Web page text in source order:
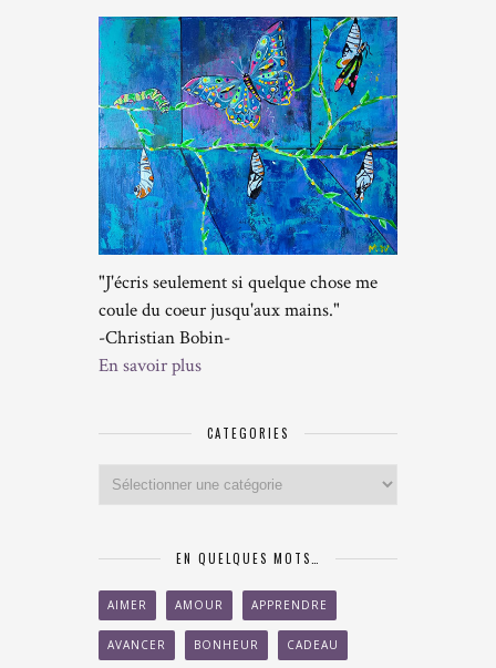
"J'écris seulement si quelque chose me
coule du coeur jusqu'aux mains."
-Christian Bobin-
En savoir plus
CATEGORIES
Categories
EN QUELQUES MOTS…
AIMER AMOUR APPRENDRE
AVANCER BONHEUR CADEAU